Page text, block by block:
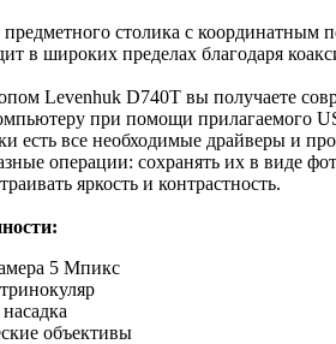
столика с координатным
в широких пределах благодаря
Levenhuk D740T вы получаете
при помощи прилагаемого
есть все необходимые драйверы и
операции: сохранять их в виде
яркость и контрастность.
5 Мпикс
объективы